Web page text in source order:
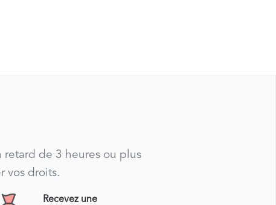
retard de 3 heures ou plus
vos droits.
Recevez une